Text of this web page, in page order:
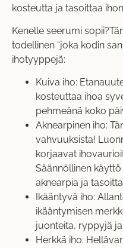
kosteutta ja tasoittaa
Kenelle seerumi
todellinen “joka kodin
ihotyyppejä:
Kuiva iho:
kosteuttaa ihoa
pehmeänä koko
Aknearpinen iho:
vahvuuksista!
korjaavat
Säännöllinen
aknearpia ja
Ikääntyvä iho:
ikääntymisen
juonteita, ryppyjä
Herkkä iho: